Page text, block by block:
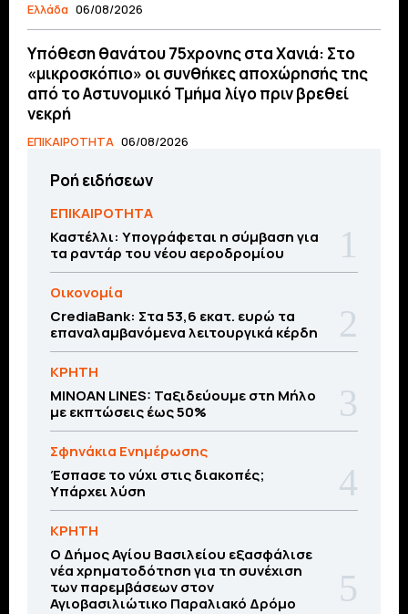
Ελλάδα 06/08/2026
Υπόθεση θανάτου 75χρονης στα Χανιά: Στο
«μικροσκόπιο» οι συνθήκες αποχώρησής της
από το Αστυνομικό Τμήμα λίγο πριν βρεθεί
νεκρή
ΕΠΙΚΑΙΡΟΤΗΤΑ 06/08/2026
Ροή ειδήσεων
ΕΠΙΚΑΙΡΟΤΗΤΑ
Καστέλλι: Υπογράφεται η σύμβαση για
τα ραντάρ του νέου αεροδρομίου
Οικονομία
CrediaBank: Στα 53,6 εκατ. ευρώ τα
επαναλαμβανόμενα λειτουργικά κέρδη
ΚΡΗΤΗ
MINOAN LINES: Ταξιδεύουμε στη Μήλο
με εκπτώσεις έως 50%
Σφηνάκια Ενημέρωσης
Έσπασε το νύχι στις διακοπές;
Υπάρχει λύση
ΚΡΗΤΗ
O Δήμος Αγίου Βασιλείου εξασφάλισε
νέα χρηματοδότηση για τη συνέχιση
των παρεμβάσεων στον
Αγιοβασιλιώτικο Παραλιακό Δρόμο